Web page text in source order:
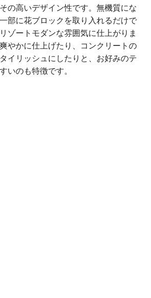
の高いデザイン性です。無機質にな
部に花ブロックを取り入れるだけで
ゾートモダンな雰囲気に仕上がりま
やかに仕上げたり、コンクリートの
イリッシュにしたりと、お好みのテ
いのも特徴です。